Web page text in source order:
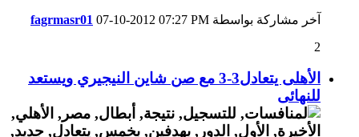
آخر مشاركة بواسطة fagrmasr01 07-10-2012 07:27 PM
2
الأهلى يتعادل3-3 مع صن شاين النيجيري ويستعد
للنهائى